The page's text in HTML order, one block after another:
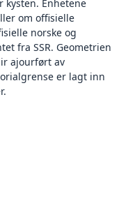
Enhetene
om offisielle
norske og
fra SSR. Geometrien
ajourført av
er lagt inn